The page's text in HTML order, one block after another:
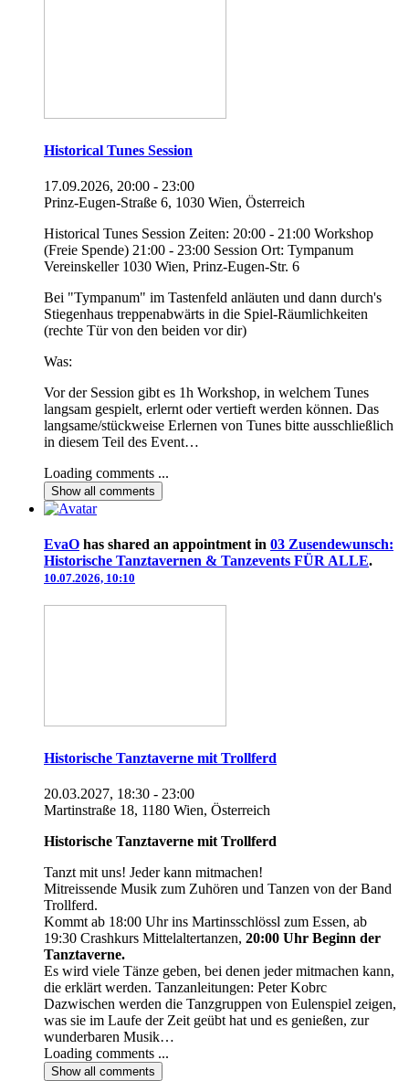
Historical Tunes Session
17.09.2026, 20:00 - 23:00
Prinz-Eugen-Straße 6, 1030 Wien, Österreich
Historical Tunes Session Zeiten: 20:00 - 21:00 Workshop
(Freie Spende) 21:00 - 23:00 Session Ort: Tympanum
Vereinskeller 1030 Wien, Prinz-Eugen-Str. 6
Bei "Tympanum" im Tastenfeld anläuten und dann durch's
Stiegenhaus treppenabwärts in die Spiel-Räumlichkeiten
(rechte Tür von den beiden vor dir)
Was:
Vor der Session gibt es 1h Workshop, in welchem Tunes
langsam gespielt, erlernt oder vertieft werden können. Das
langsame/stückweise Erlernen von Tunes bitte ausschließlich
in diesem Teil des Event…
Loading comments ...
Show all comments
EvaO has shared an appointment in 03 Zusendewunsch:
Historische Tanztavernen & Tanzevents FÜR ALLE.
10.07.2026, 10:10
Historische Tanztaverne mit Trollferd
20.03.2027, 18:30 - 23:00
Martinstraße 18, 1180 Wien, Österreich
Historische Tanztaverne mit Trollferd
Tanzt mit uns! Jeder kann mitmachen!
Mitreissende Musik zum Zuhören und Tanzen von der Band
Trollferd.
Kommt ab 18:00 Uhr ins Martinsschlössl zum Essen, ab
19:30 Crashkurs Mittelaltertanzen, 20:00 Uhr Beginn der
Tanztaverne.
Es wird viele Tänze geben, bei denen jeder mitmachen kann,
die erklärt werden. Tanzanleitungen: Peter Kobrc
Dazwischen werden die Tanzgruppen von Eulenspiel zeigen,
was sie im Laufe der Zeit geübt hat und es genießen, zur
wunderbaren Musik…
Loading comments ...
Show all comments